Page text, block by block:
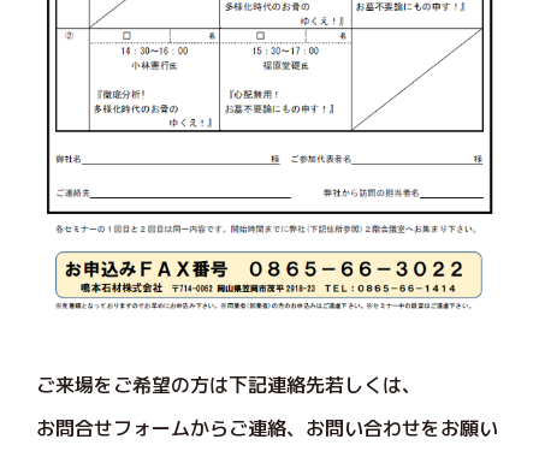
ご来場をご希望の方は下記連絡先若しくは、
お問合せフォームからご連絡、お問い合わせをお願い